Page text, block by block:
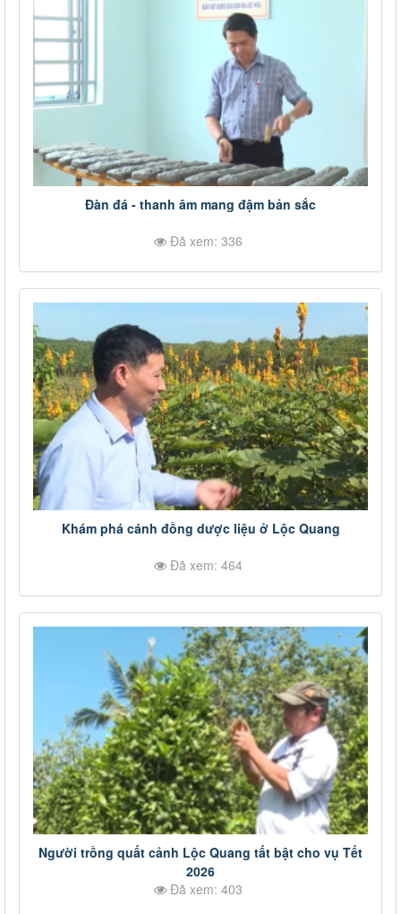
Đàn đá - thanh âm mang đậm bản sắc
Đã xem: 336
Khám phá cánh đồng dược liệu ở Lộc Quang
Đã xem: 464
Người trồng quất cảnh Lộc Quang tất bật cho vụ Tết
2026
Đã xem: 403